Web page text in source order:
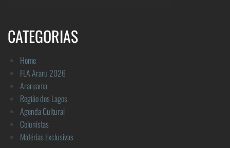
CATEGORIAS
Home
FLA Araru 2026
Araruama
Região dos Lagos
Agenda Cultural
Colunistas
Matérias Exclusivas